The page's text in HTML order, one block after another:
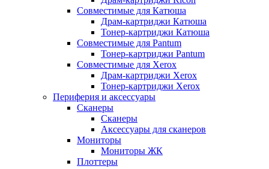
Совместимые для Катюша
Драм-картриджи Катюша
Тонер-картриджи Катюша
Совместимые для Pantum
Тонер-картриджи Pantum
Совместимые для Xerox
Драм-картриджи Xerox
Тонер-картриджи Xerox
Периферия и аксессуары
Сканеры
Сканеры
Аксессуары для сканеров
Мониторы
Мониторы ЖК
Плоттеры